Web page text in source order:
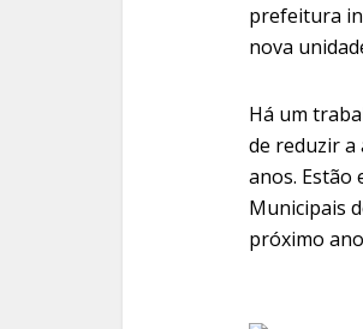
prefeitura
nova
Há um
de reduzir a
anos. Estão
Municipais
próximo